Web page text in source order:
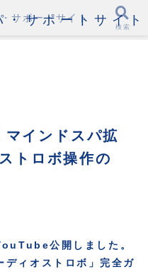
・サポートサイト
インドスパ拡
トロボ操作の
公開しました。
ディオストロボ」完全ガ
サポートサイト
検索